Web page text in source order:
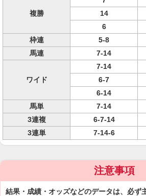
複勝
14
6
枠連
5-8
馬連
7-14
ワイド
7-14
6-7
6-14
馬単
7-14
3連複
6-7-14
3連単
7-14-6
注意事項
結果・成績・オッズなどのデータは、必ず